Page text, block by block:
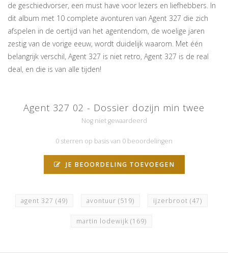
de geschiedvorser, een must have voor lezers en liefhebbers. In
dit album met 10 complete avonturen van Agent 327 die zich
afspelen in de oertijd van het agentendom, de woelige jaren
zestig van de vorige eeuw, wordt duidelijk waarom. Met één
belangrijk verschil, Agent 327 is niet retro, Agent 327 is de real
deal, en die is van alle tijden!
Agent 327 02 - Dossier dozijn min twee
Nog niet gewaardeerd
0 sterren op basis van 0 beoordelingen
JE BEOORDELING TOEVOEGEN
agent 327 (49) avontuur (519) ijzerbroot (47)
martin lodewijk (169)